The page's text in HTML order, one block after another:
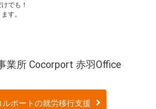
でも！
す。
業所 Cocorport 赤羽Office
ルポートの就労移行支援